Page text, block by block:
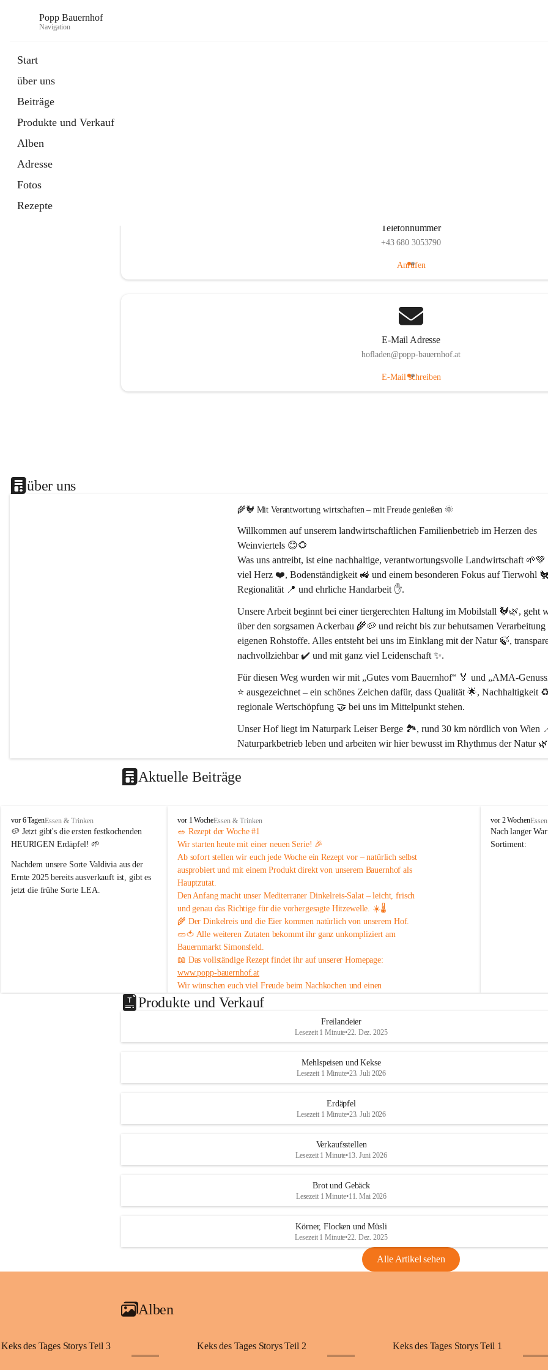
Popp Bauernhof
Navigation
Start
über uns
Beiträge
Produkte und Verkauf
Alben
Adresse
Fotos
Rezepte
Telefonnummer
+43 680 3053790
Anrufen
E-Mail Adresse
hofladen@popp-bauernhof.at
E-Mail schreiben
über uns
🌾🐓 Mit Verantwortung wirtschaften – mit Freude genießen 🌞
Willkommen auf unserem landwirtschaftlichen Familienbetrieb im Herzen des
Weinviertels 😊🌻
Was uns antreibt, ist eine nachhaltige, verantwortungsvolle Landwirtschaft 🌱💚
viel Herz ❤️, Bodenständigkeit 🚜 und einem besonderen Fokus auf Tierwohl 🐔
Regionalität 📍 und ehrliche Handarbeit ✋.
Unsere Arbeit beginnt bei einer tiergerechten Haltung im Mobilstall 🐓🌿, geht
über den sorgsamen Ackerbau 🌾🥔 und reicht bis zur behutsamen Verarbeitung
eigenen Rohstoffe. Alles entsteht bei uns im Einklang mit der Natur 🍃,
nachvollziehbar ✔️ und mit ganz viel Leidenschaft ✨.
Für diesen Weg wurden wir mit „Gutes vom Bauernhof“ 🏅 und „AMA-
⭐ ausgezeichnet – ein schönes Zeichen dafür, dass Qualität 🌟, Nachhaltigkeit
regionale Wertschöpfung 🤝 bei uns im Mittelpunkt stehen.
Unser Hof liegt im Naturpark Leiser Berge 🏞️, rund 30 km nördlich von Wien
Naturparkbetrieb leben und arbeiten wir hier bewusst im Rhythmus der Natur
Aktuelle Beiträge
P
o
p
B
a
u
e
vor 6 TagenEssen & Trinken
🥔 Jetzt gibt's die ersten festkochenden
HEURIGEN Erdäpfel! 🌱
Nachdem unsere Sorte Valdivia aus der
Ernte 2025 bereits ausverkauft ist, gibt es
jetzt die frühe Sorte LEA.
#heurige #erdäpfel #festkochend #regional
#direktvombbauernhof #hofpopp
P
o
p
p
a
u
e
r
n
h
o
f
vor 1 WocheEssen & Trinken
🥗 Rezept der Woche #1
Wir starten heute mit einer neuen Serie! 🎉
Ab sofort stellen wir euch jede Woche ein Rezept vor – natürlich selbst
ausprobiert und mit einem Produkt direkt von unserem Bauernhof als
Hauptzutat.
Den Anfang macht unser Mediterraner Dinkelreis-Salat – leicht, frisch
und genau das Richtige für die vorhergesagte Hitzewelle. ☀️🌡️
🌾 Der Dinkelreis und die Eier kommen natürlich von unserem Hof.
🥒🍅 Alle weiteren Zutaten bekommt ihr ganz unkompliziert am
Bauernmarkt Simonsfeld.
📖 Das vollständige Rezept findet ihr auf unserer Homepage:
www.popp-bauernhof.at
Wir wünschen euch viel Freude beim Nachkochen und einen
genussvollen Sommer! 😊
P
o
p
vor 2 Wochen
Nach langer
Sortiment:
Produkte und Verkauf
Freilandeier
Lesezeit 1 Minute•22. Dez. 2025
Mehlspeisen und Kekse
Lesezeit 1 Minute•23. Juli 2026
Erdäpfel
Lesezeit 1 Minute•23. Juli 2026
Verkaufsstellen
Lesezeit 1 Minute•13. Juni 2026
Brot und Gebäck
Lesezeit 1 Minute•11. Mai 2026
Körner, Flocken und Müsli
Lesezeit 1 Minute•22. Dez. 2025
Alle Artikel sehen
Alben
Keks des Tages Storys Teil 3 Keks des Tages Storys Teil 2 Keks des Tages Storys Teil 1